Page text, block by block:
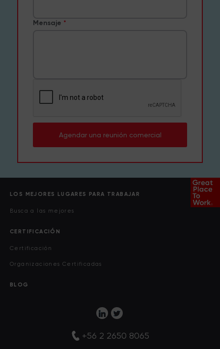
Mensaje
Agendar una reunión comercial
LOS MEJORES LUGARES PARA TRABAJAR
Busca a las mejores
CERTIFICACIÓN
Certificación
Organizaciones Certificadas
BLOG
+56 2 2650 8065